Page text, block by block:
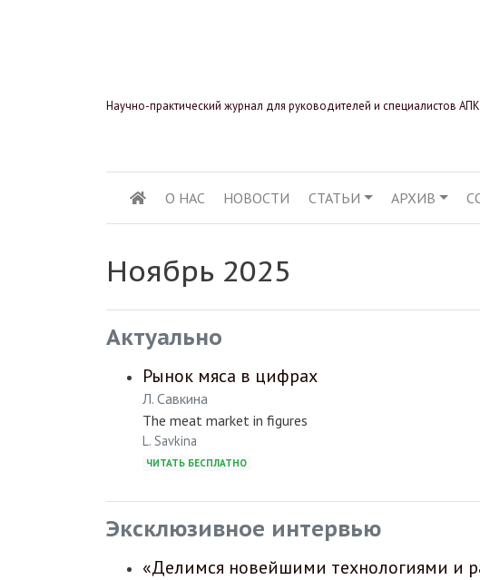
Научно-практический журнал для руководителей и специалистов АПК
ОСНОВНАЯ НАВИГАЦИЯ
О НАС НОВОСТИ СТАТЬИ АРХИВ
Ноябрь 2025
Актуально
Рынок мяса в цифрах
Л. Савкина
The meat market in figures
L. Savkina
ЧИТАТЬ БЕСПЛАТНО
Эксклюзивное интервью
«Делимся новейшими технологиями и